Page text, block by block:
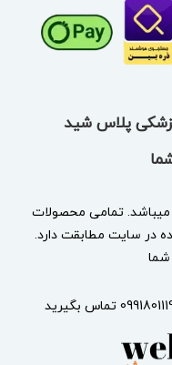
پلاس شید
میباشد. تمامی محصولات
در سایت مطابقت دارد.
شما